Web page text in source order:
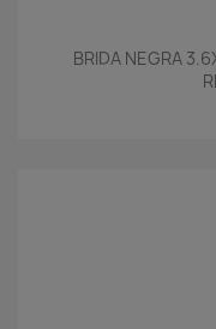
BRIDA NEGRA